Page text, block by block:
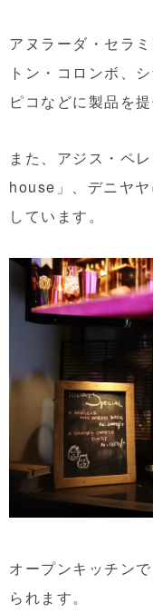
アヌラーダ・セラ
トン・コロンボ、
ピコなどに製品を提
また、アジス・ペ
house」、デニヤ
しています。
オープンキッチン
られます。